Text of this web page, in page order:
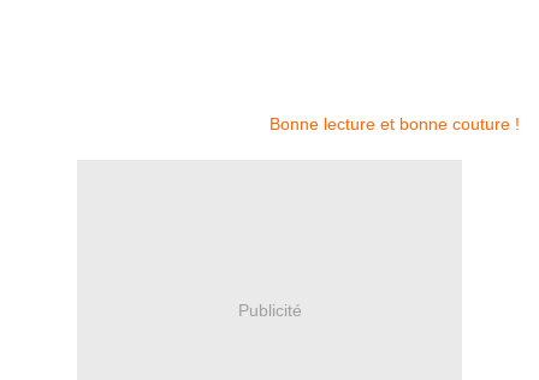
Bonne lecture et bonne couture !
Publicité